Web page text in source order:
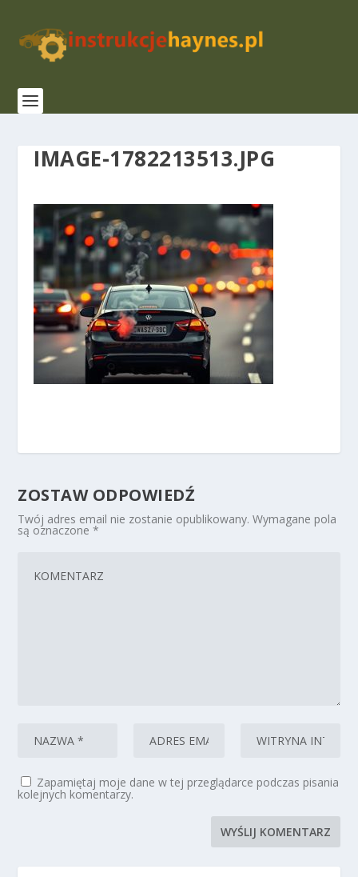
IMAGE-1782213513.JPG
ZOSTAW ODPOWIEDŹ
Twój adres email nie zostanie opublikowany. Wymagane pola
są oznaczone*
Zapamiętaj moje dane w tej przeglądarce podczas pisania
kolejnych komentarzy.